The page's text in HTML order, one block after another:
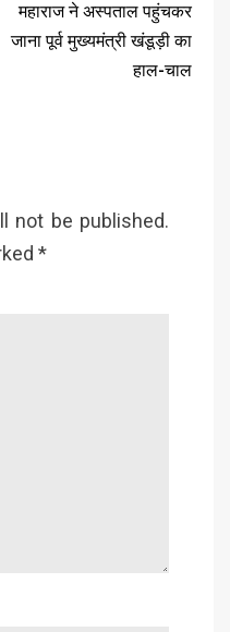
महाराज ने अस्पताल पहुंचकर
जाना पूर्व मुख्यमंत्री खंडूड़ी का
हाल-चाल
not be published.
*